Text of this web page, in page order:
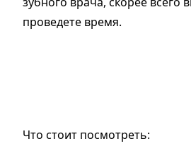
проведете время.
Что стоит посмотреть: